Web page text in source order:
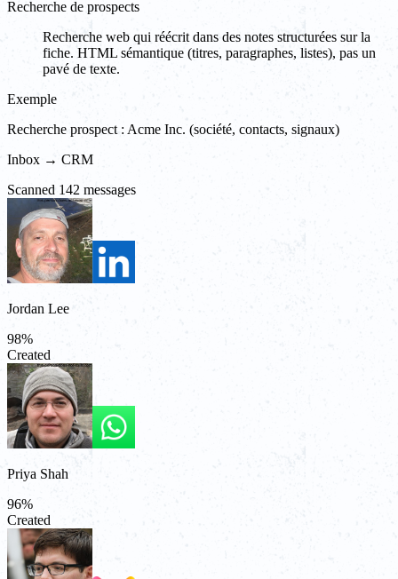
Recherche de prospects
Recherche web qui réécrit dans des notes structurées sur la
fiche. HTML sémantique (titres, paragraphes, listes), pas un
pavé de texte.
Exemple
Recherche prospect : Acme Inc. (société, contacts, signaux)
Inbox → CRM
Scanned 142 messages
Jordan Lee
98%
Created
Priya Shah
96%
Created